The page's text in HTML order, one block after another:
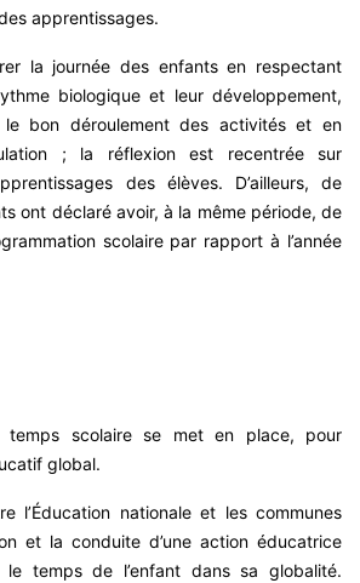
apprentissages.
la journée des enfants en respectant
biologique et leur développement,
bon déroulement des activités et en
; la réflexion est recentrée sur
des élèves. D’ailleurs, de
ont déclaré avoir, à la même période, de
scolaire par rapport à l’année
temps scolaire se met en place, pour
global.
l’Éducation nationale et les communes
et la conduite d’une action éducatrice
temps de l’enfant dans sa globalité.